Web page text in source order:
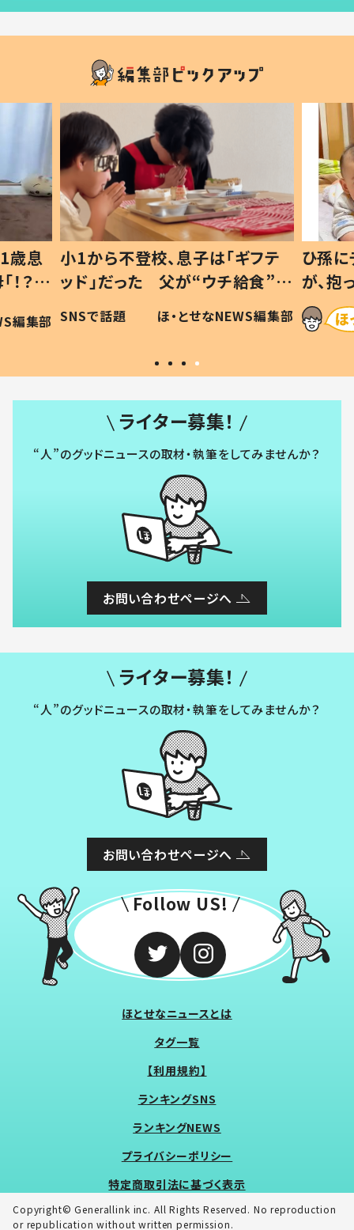
歳息
？」
編集部
小1から不登校、息子は「ギフテ
ッド」だった 父が“ウチ給食”を
作り続ける理由とは #令和の親
#令和の子
SNSで話題 ほ・とせなNEWS編集部
ひ孫
が、
「涙が
い」
ライター募集！
“人”のグッドニュースの取材・執筆をしてみませんか？
お問い合わせページへ
ライター募集！
“人”のグッドニュースの取材・執筆をしてみませんか？
お問い合わせページへ
Follow US!
ほとせなニュースとは
タグ一覧
【利用規約】
ランキングSNS
ランキングNEWS
プライバシーポリシー
特定商取引法に基づく表示
Copyright© Generallink inc. All Rights Reserved. No reproduction
or republication without written permission.